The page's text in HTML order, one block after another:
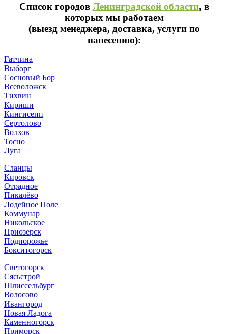
Список городов Ленинградской области, в
которых мы работаем
(выезд менеджера, доставка, услуги по
нанесению):
Гатчина
Выборг
Сосновый Бор
Всеволожск
Тихвин
Кириши
Кингисепп
Сертолово
Волхов
Тосно
Луга
Сланцы
Кировск
Отрадное
Пикалёво
Лодейное Поле
Коммунар
Никольское
Приозерск
Подпорожье
Бокситогорск
Светогорск
Сясьстрой
Шлиссельбург
Волосово
Ивангород
Новая Ладога
Каменногорск
Приморск